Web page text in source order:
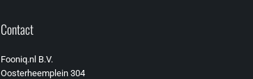
Contact
Fooniq.nl B.V.
Oosterheemplein 304